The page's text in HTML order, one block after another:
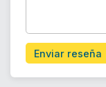
Enviar reseña